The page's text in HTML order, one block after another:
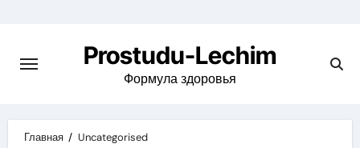
содержимому
Prostudu-Lechim
Формула здоровья
Главная
Uncategorised